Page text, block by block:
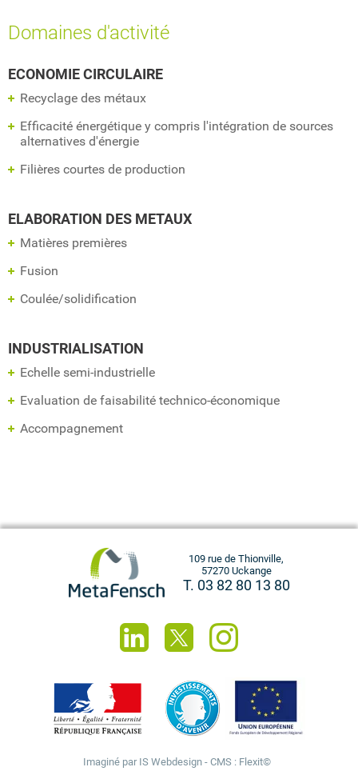
Domaines d'activité
ECONOMIE CIRCULAIRE
Recyclage des métaux
Efficacité énergétique y compris l'intégration de sources
alternatives d'énergie
Filières courtes de production
ELABORATION DES METAUX
Matières premières
Fusion
Coulée/solidification
INDUSTRIALISATION
Echelle semi-industrielle
Evaluation de faisabilité technico-économique
Accompagnement
109 rue de Thionville,
57270 Uckange
T. 03 82 80 13 80
Imaginé par IS Webdesign - CMS : Flexit©